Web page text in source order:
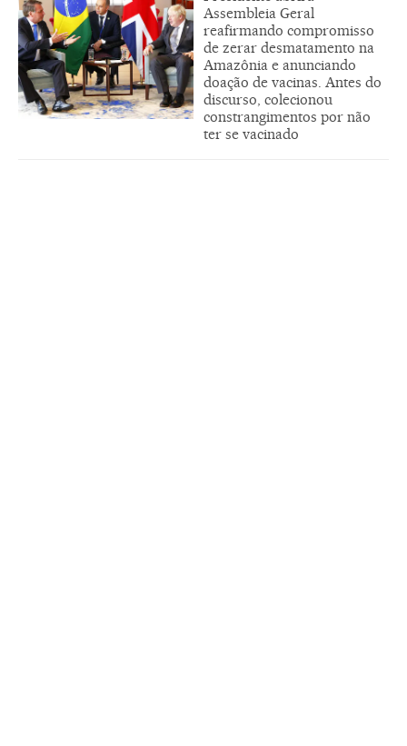
Assembleia Geral
reafirmando compromisso
de zerar desmatamento na
Amazônia e anunciando
doação de vacinas. Antes do
discurso, colecionou
constrangimentos por não
ter se vacinado